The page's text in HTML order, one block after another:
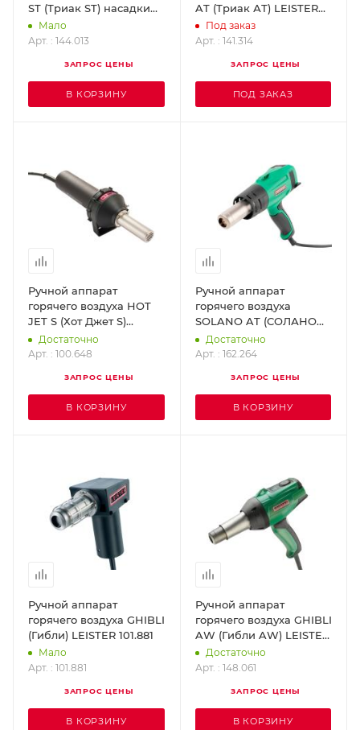
ST (Триак ST) насадки
навинчиваются LEISTER
144.013
Мало
Арт. : 144.013
ЗАПРОС ЦЕНЫ
В КОРЗИНУ
AT (Триак АТ) LEISTER
141.314
Под заказ
Арт. : 141.314
ЗАПРОС ЦЕНЫ
ПОД ЗАКАЗ
Ручной аппарат
горячего воздуха HOT
JET S (Хот Джет S)
LEISTER 100.648
Достаточно
Арт. : 100.648
ЗАПРОС ЦЕНЫ
В КОРЗИНУ
Ручной аппарат
горячего воздуха
SOLANO AT (СОЛАНО
АТ) LEISTER 162.264
Достаточно
Арт. : 162.264
ЗАПРОС ЦЕНЫ
В КОРЗИНУ
Ручной аппарат
горячего воздуха GHIBLI
(Гибли) LEISTER 101.881
Мало
Арт. : 101.881
ЗАПРОС ЦЕНЫ
В КОРЗИНУ
Ручной аппарат
горячего воздуха GHIBLI
AW (Гибли AW) LEISTER
148.061
Достаточно
Арт. : 148.061
ЗАПРОС ЦЕНЫ
В КОРЗИНУ